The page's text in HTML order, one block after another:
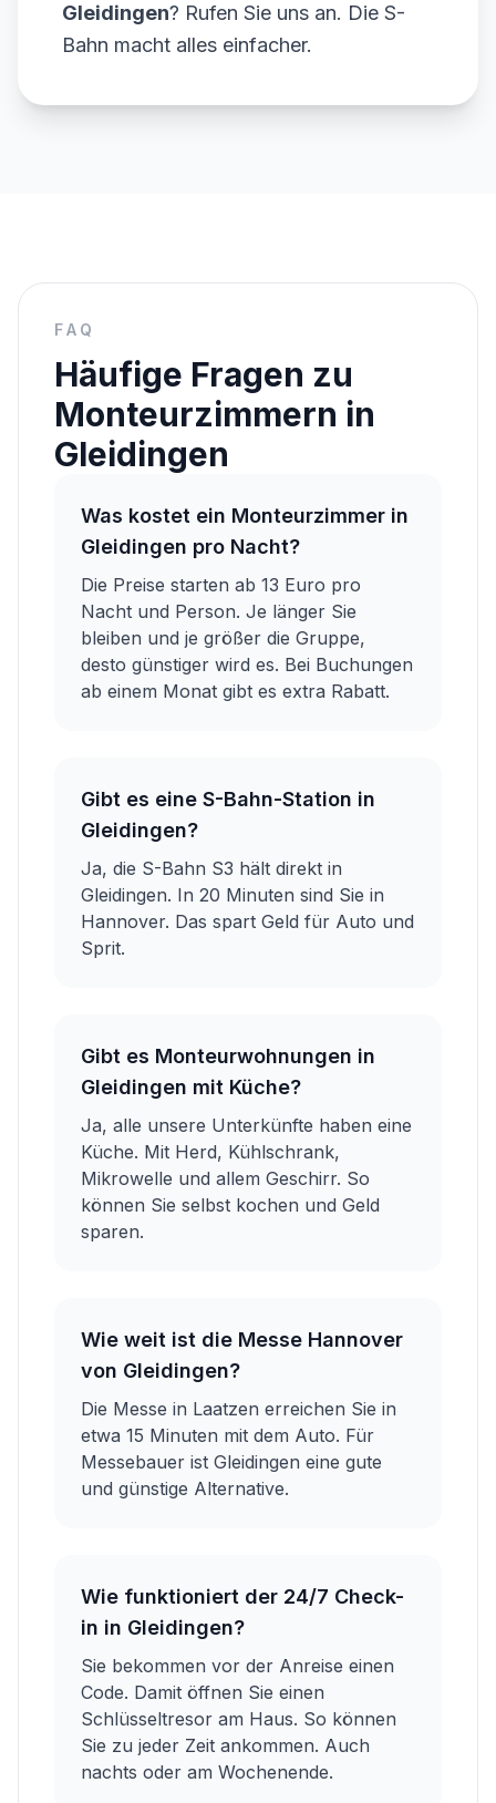
Gleidingen? Rufen Sie uns an. Die S-
Bahn macht alles einfacher.
FAQ
Häufige Fragen zu
Monteurzimmern in
Gleidingen
Was kostet ein Monteurzimmer in
Gleidingen pro Nacht?
Die Preise starten ab 13 Euro pro
Nacht und Person. Je länger Sie
bleiben und je größer die Gruppe,
desto günstiger wird es. Bei Buchungen
ab einem Monat gibt es extra Rabatt.
Gibt es eine S-Bahn-Station in
Gleidingen?
Ja, die S-Bahn S3 hält direkt in
Gleidingen. In 20 Minuten sind Sie in
Hannover. Das spart Geld für Auto und
Sprit.
Gibt es Monteurwohnungen in
Gleidingen mit Küche?
Ja, alle unsere Unterkünfte haben eine
Küche. Mit Herd, Kühlschrank,
Mikrowelle und allem Geschirr. So
können Sie selbst kochen und Geld
sparen.
Wie weit ist die Messe Hannover
von Gleidingen?
Die Messe in Laatzen erreichen Sie in
etwa 15 Minuten mit dem Auto. Für
Messebauer ist Gleidingen eine gute
und günstige Alternative.
Wie funktioniert der 24/7 Check-
in in Gleidingen?
Sie bekommen vor der Anreise einen
Code. Damit öffnen Sie einen
Schlüsseltresor am Haus. So können
Sie zu jeder Zeit ankommen. Auch
nachts oder am Wochenende.